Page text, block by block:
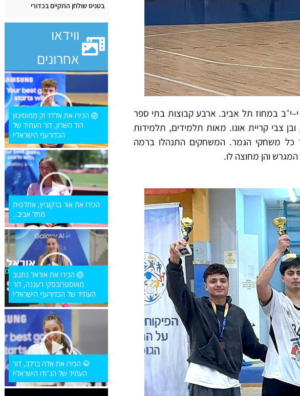
במחוז תל אביב. ארבע קבוצות בתי ספר
צבי קריית אונו. מאות תלמידים, תלמידות
כל משחקי הגמר. המשחקים התנהלו ברמה
והן מחוצה לו.
בטניס שולחן התקיים בכדורי
ווידאו
אחרונים
🏐 הכירו את אלדד זק ממוסינזון
הוד השרון, דור העתיד של
הכדורעף הישראלי!
הכירו את אור ברקוביץ, אתלטית
מתל אביב...
🏐 הכירו את אוראל נתנוב
מאוסטרובסקי רעננה, דור
העתיד של הכדורעף הישראלי!
🥋 הכירו את אלה ברלב, דור
העתיד של הג׳ודו הישראלי!